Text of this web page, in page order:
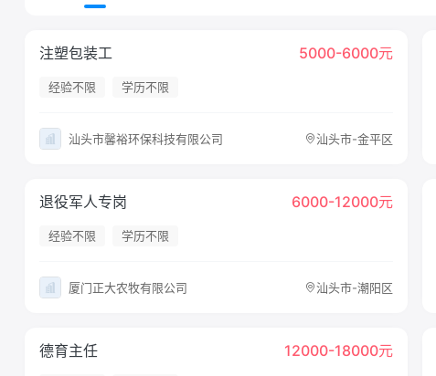
注塑包装工 5000-6000元
经验不限 学历不限
汕头市馨裕环保科技有限公司 汕头市-金平区
退役军人专岗 6000-12000元
经验不限 学历不限
厦门正大农牧有限公司 汕头市-潮阳区
德育主任 12000-18000元